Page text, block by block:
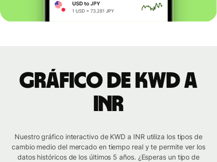
Gráfico de KWD a
INR
Nuestro gráfico interactivo de KWD a INR utiliza los tipos de
cambio medio del mercado en tiempo real y te permite ver los
datos históricos de los últimos 5 años. ¿Esperas un tipo de